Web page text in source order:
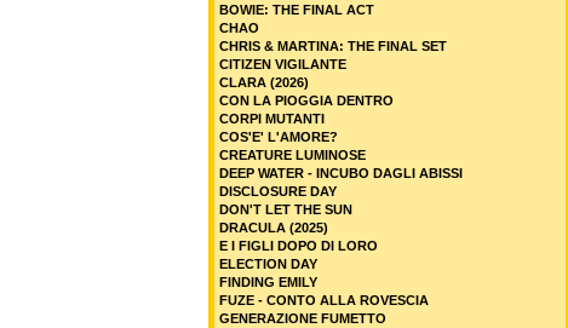
BOWIE: THE FINAL ACT
CHAO
CHRIS & MARTINA: THE FINAL SET
CITIZEN VIGILANTE
CLARA (2026)
CON LA PIOGGIA DENTRO
CORPI MUTANTI
COS'E' L'AMORE?
CREATURE LUMINOSE
DEEP WATER - INCUBO DAGLI ABISSI
DISCLOSURE DAY
DON'T LET THE SUN
DRACULA (2025)
E I FIGLI DOPO DI LORO
ELECTION DAY
FINDING EMILY
FUZE - CONTO ALLA ROVESCIA
GENERAZIONE FUMETTO